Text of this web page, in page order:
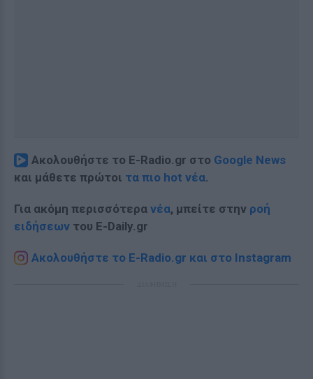
Ακολουθήστε το E-Radio.gr στο Google News
και μάθετε πρώτοι τα πιο hot νέα.
Για ακόμη περισσότερα νέα, μπείτε στην ροή
ειδήσεων του E-Daily.gr
Ακολουθήστε το E-Radio.gr και στο Instagram